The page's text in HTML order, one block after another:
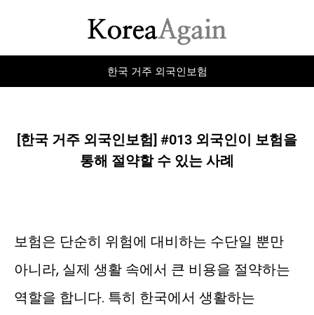
한국 거주 외국인보험
[한국 거주 외국인보험] #013 외국인이 보험을
통해 절약할 수 있는 사례
보험은 단순히 위험에 대비하는 수단일 뿐만
아니라, 실제 생활 속에서 큰 비용을 절약하는
역할을 합니다. 특히 한국에서 생활하는